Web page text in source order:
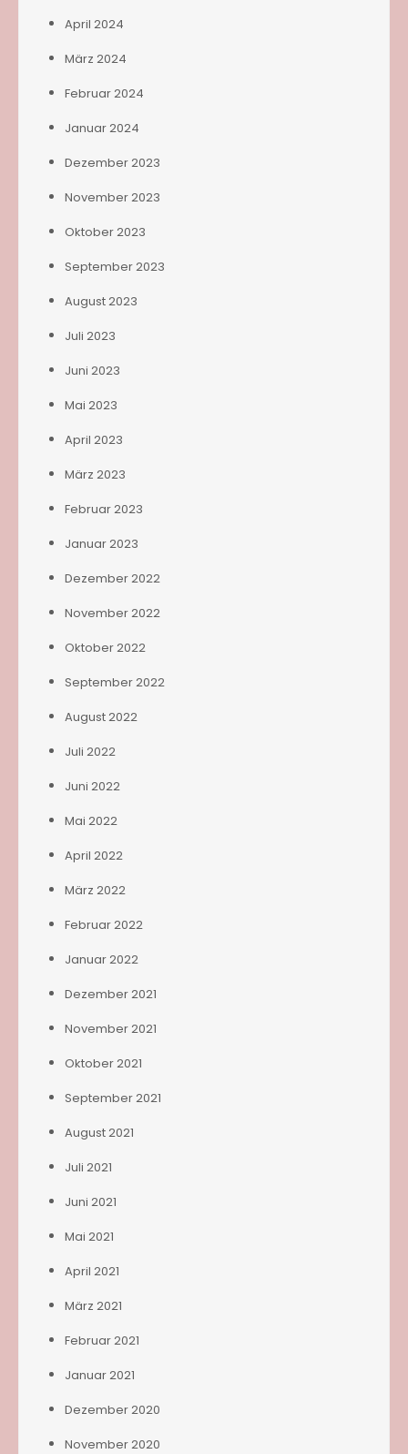
April 2024
März 2024
Februar 2024
Januar 2024
Dezember 2023
November 2023
Oktober 2023
September 2023
August 2023
Juli 2023
Juni 2023
Mai 2023
April 2023
März 2023
Februar 2023
Januar 2023
Dezember 2022
November 2022
Oktober 2022
September 2022
August 2022
Juli 2022
Juni 2022
Mai 2022
April 2022
März 2022
Februar 2022
Januar 2022
Dezember 2021
November 2021
Oktober 2021
September 2021
August 2021
Juli 2021
Juni 2021
Mai 2021
April 2021
März 2021
Februar 2021
Januar 2021
Dezember 2020
November 2020